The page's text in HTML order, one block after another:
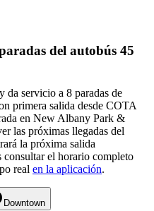
del autobús 45
servicio a 8 paradas de
primera salida desde COTA
en New Albany Park &
las próximas llegadas del
la próxima salida
consultar el horario completo
real en la aplicación.
Downtown